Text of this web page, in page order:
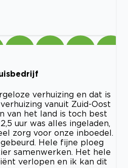
verhuizing en dat is
vanuit Zuid-Oost
van het land is toch best
uur was alles ingeladen,
zorg voor onze inboedel.
Hele fijne ploeg
samenwerken. Het hele
verlopen en ik kan dit